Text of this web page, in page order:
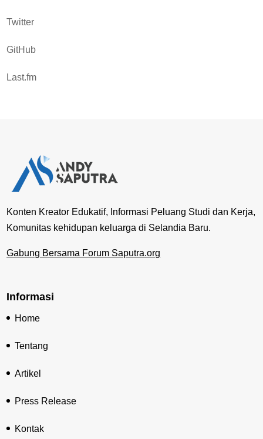
Twitter
GitHub
Last.fm
Konten Kreator Edukatif, Informasi Peluang Studi dan Kerja,
Komunitas kehidupan keluarga di Selandia Baru.
Gabung Bersama Forum Saputra.org
Informasi
Home
Tentang
Artikel
Press Release
Kontak